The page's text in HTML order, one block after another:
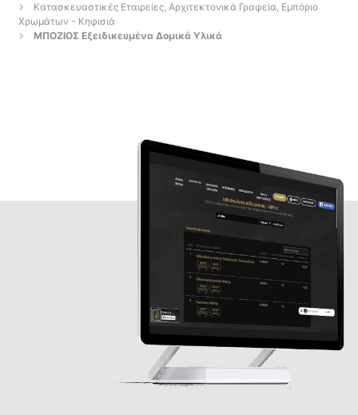
Κατασκευαστικές Εταιρείες, Αρχιτεκτονικά Γραφεία, Εμπόριο
Χρωμάτων - Κηφισιά
ΜΠΟΖΙΟΣ Εξειδικευμένα Δομικά Υλικά